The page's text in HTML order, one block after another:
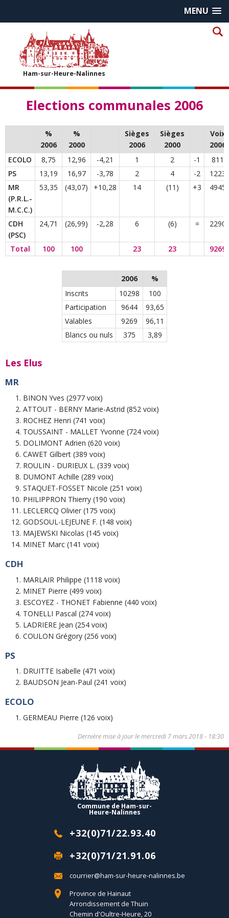
MENU
Ham-sur-Heure-Nalinnes
Elections communales 2006
%
2006
%
2000
Sièges
2006
Sièges
2000
Voix
2006
ECOLO
8,75 12,96 -4,21 1 2 -1
811
PS
13,19 16,97 -3,78 2 4 -2
1223
MR
(P.R.L.-
M.C.C.)
53,35 (43,07) +10,28 14 (11) +3 4945
CDH
(PSC)
24,71 (26,99) -2,28 6 (6) = 2290
Total 100 100 23 23 9269
2006
%
Inscrits
10298
100
Participation
9644
93,65
Valables
9269
96,11
Blancs ou nuls
375 3,89
Les Elus
MR
BINON Yves (2977 voix)
ATTOUT - BERNY Marie-Astrid (852 voix)
ROCHEZ Henri (741 voix)
TOUSSAINT - MALLET Yvonne (724 voix)
DOLIMONT Adrien (620 voix)
CAWET Gilbert (389 voix)
ROULIN - DURIEUX L. (339 voix)
DUMONT Achille (289 voix)
STAQUET-FOSSET Nicole (251 voix)
PHILIPPRON Thierry (190 voix)
LECLERCQ Olivier (175 voix)
GODSOUL-LEJEUNE F. (148 voix)
MAJEWSKI Nicolas (145 voix)
MINET Marc (141 voix)
CDH
MARLAIR Philippe (1118 voix)
MINET Pierre (499 voix)
ESCOYEZ - THONET Fabienne (440 voix)
TONELLI Pascal (274 voix)
LADRIERE Jean (254 voix)
COULON Grégory (256 voix)
PS
DRUITTE Isabelle (471 voix)
BAUDSON Jean-Paul (241 voix)
ECOLO
GERMEAU Pierre (126 voix)
Dernière mise à jour lemercredi 7 mars 2018 - 18:30
Commune de Ham-sur-
Heure-Nalinnes
+32(0)71/22.93.40
+32(0)71/21.91.06
courrier@ham-sur-heure-nalinnes.be
Province de Hainaut
Arrondissement de Thuin
Chemin d'Oultre-Heure, 20